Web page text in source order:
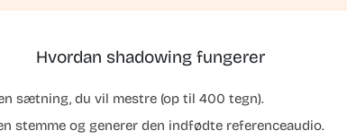
Hvordan shadowing fungerer
sætning, du vil mestre (op til 400 tegn).
stemme og generer den indfødte referenceaudio.